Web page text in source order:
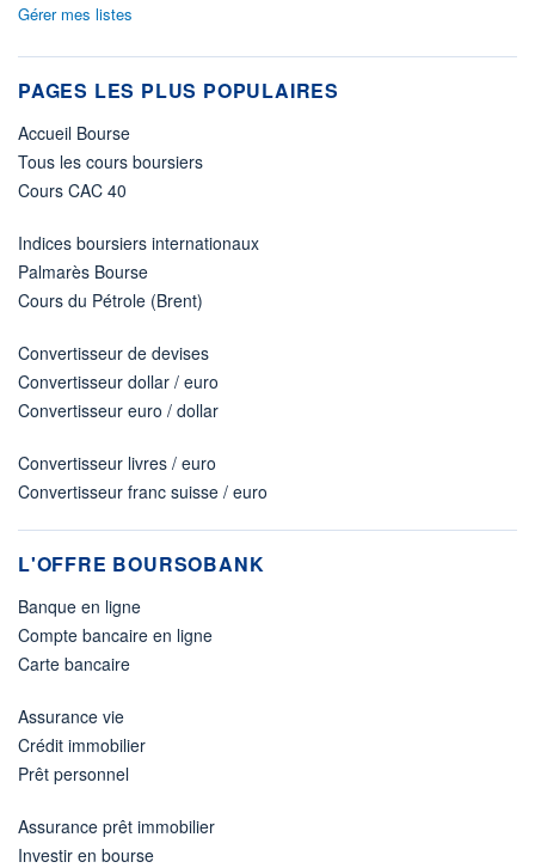
Gérer mes listes
PAGES LES PLUS POPULAIRES
Accueil Bourse
Tous les cours boursiers
Cours CAC 40
Indices boursiers internationaux
Palmarès Bourse
Cours du Pétrole (Brent)
Convertisseur de devises
Convertisseur dollar / euro
Convertisseur euro / dollar
Convertisseur livres / euro
Convertisseur franc suisse / euro
L'OFFRE BOURSOBANK
Banque en ligne
Compte bancaire en ligne
Carte bancaire
Assurance vie
Crédit immobilier
Prêt personnel
Assurance prêt immobilier
Investir en bourse